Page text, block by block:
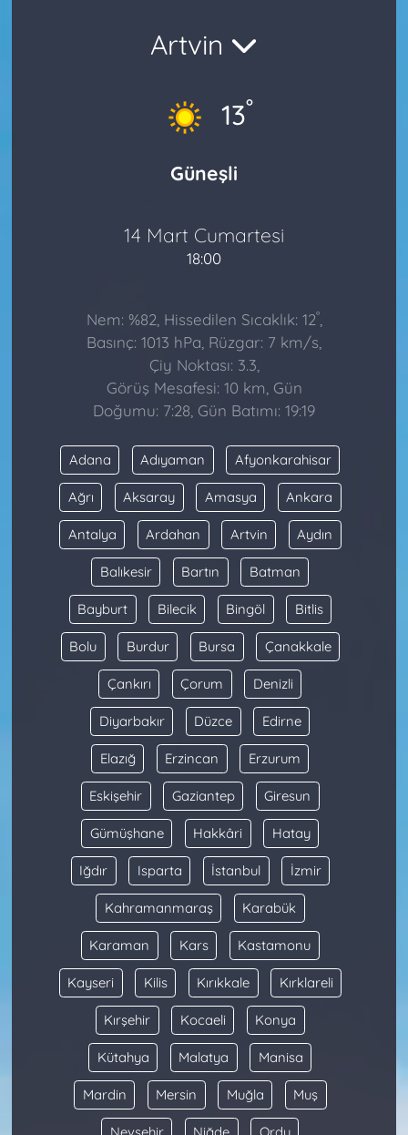
Artvin
13°
Güneşli
14 Mart Cumartesi
18:00
Nem: %82, Hissedilen Sıcaklık: 12°,
Basınç: 1013 hPa, Rüzgar: 7 km/s,
Çiy Noktası: 3.3,
Görüş Mesafesi: 10 km, Gün
Doğumu: 7:28, Gün Batımı: 19:19
Adana Adıyaman Afyonkarahisar
Ağrı Aksaray Amasya Ankara
Antalya Ardahan Artvin Aydın
Balıkesir Bartın Batman
Bayburt Bilecik Bingöl Bitlis
Bolu Burdur Bursa Çanakkale
Çankırı Çorum Denizli
Diyarbakır Düzce Edirne
Elazığ Erzincan Erzurum
Eskişehir Gaziantep Giresun
Gümüşhane Hakkâri Hatay
Iğdır Isparta İstanbul İzmir
Kahramanmaraş Karabük
Karaman Kars Kastamonu
Kayseri Kilis Kırıkkale Kırklareli
Kırşehir Kocaeli Konya
Kütahya Malatya Manisa
Mardin Mersin Muğla Muş